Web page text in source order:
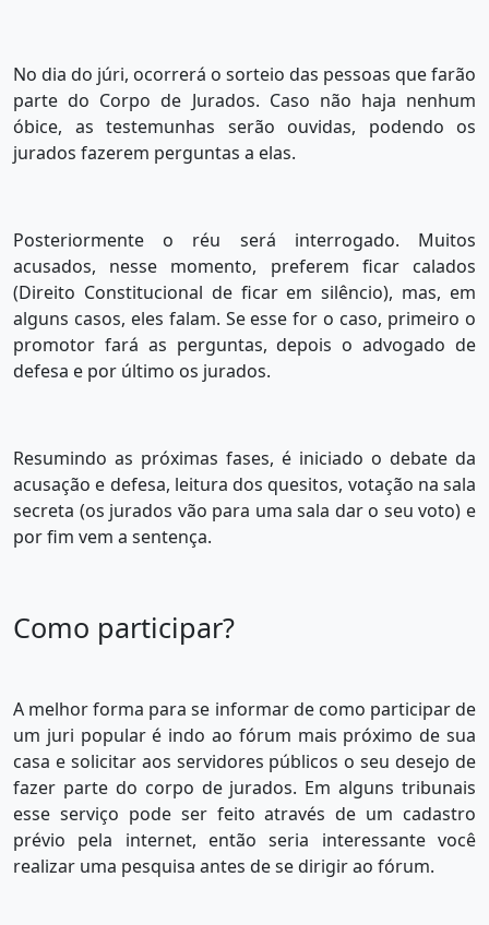
No dia do júri, ocorrerá o sorteio das pessoas que farão
parte do Corpo de Jurados. Caso não haja nenhum
óbice, as testemunhas serão ouvidas, podendo os
jurados fazerem perguntas a elas.
Posteriormente o réu será interrogado. Muitos
acusados, nesse momento, preferem ficar calados
(Direito Constitucional de ficar em silêncio), mas, em
alguns casos, eles falam. Se esse for o caso, primeiro o
promotor fará as perguntas, depois o advogado de
defesa e por último os jurados.
Resumindo as próximas fases, é iniciado o debate da
acusação e defesa, leitura dos quesitos, votação na sala
secreta (os jurados vão para uma sala dar o seu voto) e
por fim vem a sentença.
Como participar?
A melhor forma para se informar de como participar de
um juri popular é indo ao fórum mais próximo de sua
casa e solicitar aos servidores públicos o seu desejo de
fazer parte do corpo de jurados. Em alguns tribunais
esse serviço pode ser feito através de um cadastro
prévio pela internet, então seria interessante você
realizar uma pesquisa antes de se dirigir ao fórum.